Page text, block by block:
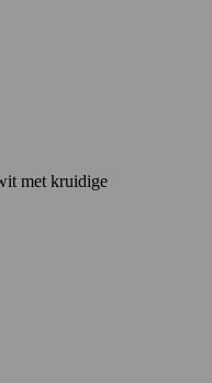
met kruidige